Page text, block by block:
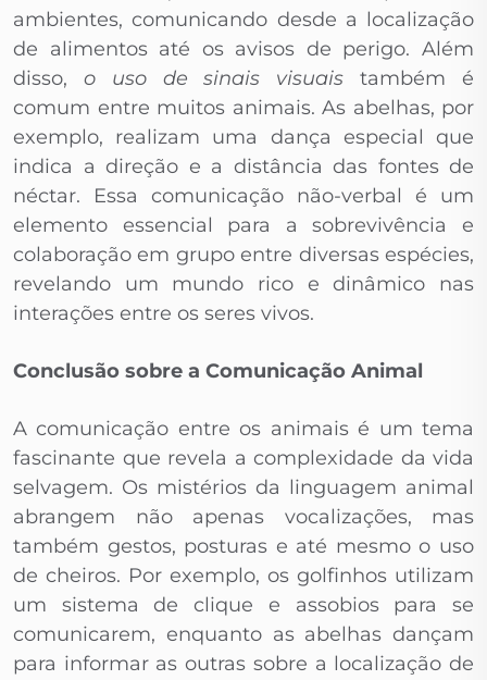
ambientes, comunicando desde a localização
de alimentos até os avisos de perigo. Além
disso, o uso de sinais visuais também é
comum entre muitos animais. As abelhas, por
exemplo, realizam uma dança especial que
indica a direção e a distância das fontes de
néctar. Essa comunicação não-verbal é um
elemento essencial para a sobrevivência e
colaboração em grupo entre diversas espécies,
revelando um mundo rico e dinâmico nas
interações entre os seres vivos.
Conclusão sobre a Comunicação Animal
A comunicação entre os animais é um tema
fascinante que revela a complexidade da vida
selvagem. Os mistérios da linguagem animal
abrangem não apenas vocalizações, mas
também gestos, posturas e até mesmo o uso
de cheiros. Por exemplo, os golfinhos utilizam
um sistema de clique e assobios para se
comunicarem, enquanto as abelhas dançam
para informar as outras sobre a localização de